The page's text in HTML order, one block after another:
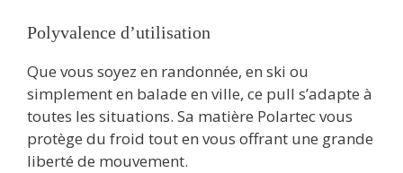
Polyvalence d’utilisation
Que vous soyez en randonnée, en ski ou
simplement en balade en ville, ce pull s’adapte à
toutes les situations. Sa matière Polartec vous
protège du froid tout en vous offrant une grande
liberté de mouvement.